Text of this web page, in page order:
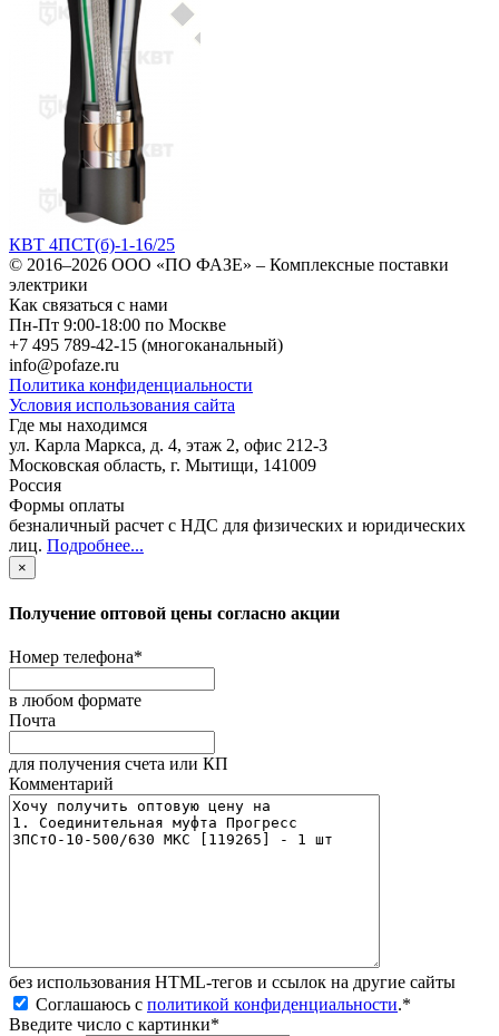
КВТ 4ПСТ(б)-1-16/25
© 2016–2026 ООО «ПО ФАЗЕ» – Комплексные поставки
электрики
Как связаться с нами
Пн-Пт 9:00-18:00 по Москве
+7 495 789-42-15 (многоканальный)
info@pofaze.ru
Политика конфиденциальности
Условия использования сайта
Где мы находимся
ул. Карла Маркса, д. 4, этаж 2, офис 212-3
Московская область, г. Мытищи, 141009
Россия
Формы оплаты
безналичный расчет с НДС для физических и юридических
лиц. Подробнее...
×
Получение оптовой цены согласно акции
Номер телефона*
в любом формате
Почта
для получения счета или КП
Комментарий
без иcпользования HTML-тегов и ссылок на другие сайты
Соглашаюсь с политикой конфиденциальности.*
Введите число с картинки*